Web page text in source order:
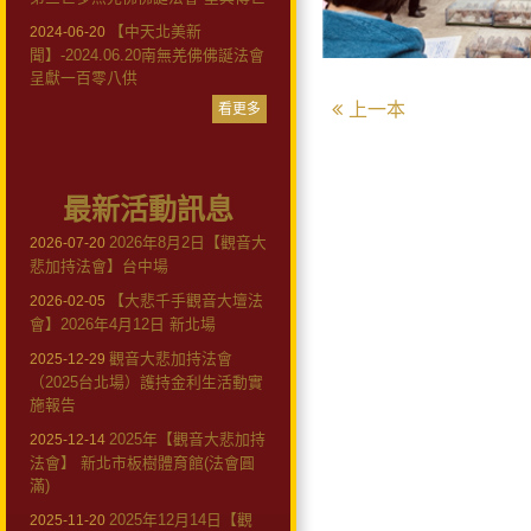
2024-06-20
【中天北美新
聞】-2024.06.20南無羌佛佛誕法會
呈獻一百零八供
看更多
最新活動訊息
2026-07-20 2026年8月2日【觀音大
悲加持法會】台中場
2026-02-05
【大悲千手觀音大壇法
會】2026年4月12日 新北場
2025-12-29 觀音大悲加持法會
（2025台北場）護持金利生活動實
施報告
2025-12-14 2025年【觀音大悲加持
法會】 新北市板樹體育館(法會圓
滿)
2025-11-20 2025年12月14日【觀
上一本